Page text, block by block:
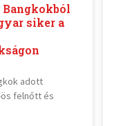
Bangkokból
siker a
adott
felnőtt és